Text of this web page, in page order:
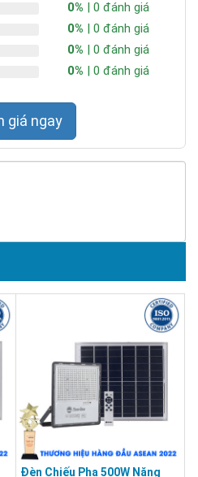
0% | 0 đánh giá
0% | 0 đánh giá
0% | 0 đánh giá
0% | 0 đánh giá
Đánh giá ngay
Đèn Chiếu Pha 500W Năng